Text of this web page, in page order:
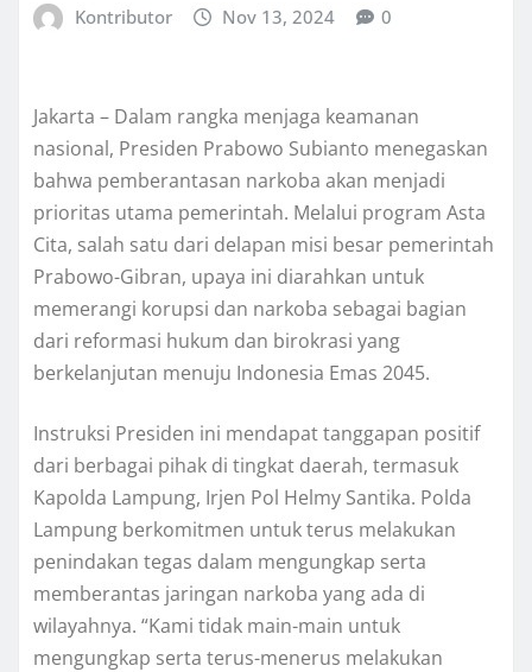
Kontributor Nov 13, 2024 0
Jakarta – Dalam rangka menjaga keamanan
nasional, Presiden Prabowo Subianto menegaskan
bahwa pemberantasan narkoba akan menjadi
prioritas utama pemerintah. Melalui program Asta
Cita, salah satu dari delapan misi besar pemerintah
Prabowo-Gibran, upaya ini diarahkan untuk
memerangi korupsi dan narkoba sebagai bagian
dari reformasi hukum dan birokrasi yang
berkelanjutan menuju Indonesia Emas 2045.
Instruksi Presiden ini mendapat tanggapan positif
dari berbagai pihak di tingkat daerah, termasuk
Kapolda Lampung, Irjen Pol Helmy Santika. Polda
Lampung berkomitmen untuk terus melakukan
penindakan tegas dalam mengungkap serta
memberantas jaringan narkoba yang ada di
wilayahnya. “Kami tidak main-main untuk
mengungkap serta terus-menerus melakukan